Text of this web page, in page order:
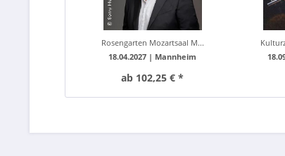
Rosengarten Mozartsaal M...
18.04.2027 | Mannheim
ab 102,25 € *